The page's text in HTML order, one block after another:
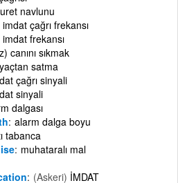
navlunu
imdat çağrı frekansı
imdat frekansı
canını sıkmak
satma
çağrı sinyali
sinyali
dalgası
alarm dalga boyu
tabanca
muhataralı mal
(Askeri) İMDAT